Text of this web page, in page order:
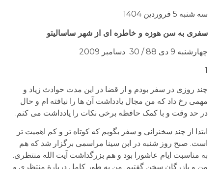
سه شنبه 5 فروردین 1404
سفری به سن هوزه و خاطره ای از شهر ساسالیتو
چهارشنبه 9 دی 88 / 30 دسامبر 2009
1
چند روزی در سفر بودم و از قضا در این مدت حوادث زیاد و
مهمی رخ داد که من مجال یادداشت آن ها را نیافته ام و حال
در حد وقت و با کمک حافظه برخی نکات را یادداشت می کنم.
ابتدا از چند سخنرانی و سفر بگویم که کوتاه تر و کم اهمیت تر
است. صبح روز شنبه در ابن سینا مراسمی برگزار شد که هم
به مناسبت ایام عاشورا بود و هم بزرگداشت آیت الله منتظری.
من و بازرگان سخن گفتیم. من به طور کامل دربارة منتظری و